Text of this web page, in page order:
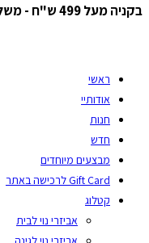
בקניה מעל 499 ש"ח - משלוח חינם
ראשי
אודותיי
חנות
חדש
מבצעים מיוחדים
Gift Card לרכישה באתר
קטלוג
אביזרי נוי לבית